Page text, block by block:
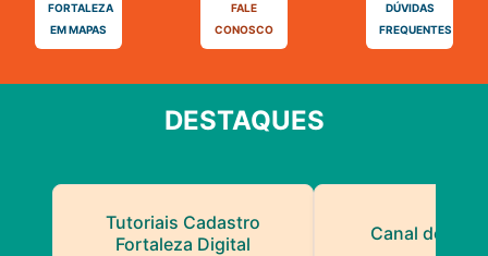
FORTALEZA
EM MAPAS
FALE
CONOSCO
DÚVIDAS
FREQUENTES
DESTAQUES
Tutoriais Cadastro
Fortaleza Digital
Canal do